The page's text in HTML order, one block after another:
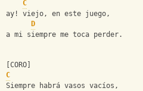
C
ay! viejo, en este juego,
D
a mi siempre me toca perder.
[CORO]
C
Siempre habrá vasos vacíos,